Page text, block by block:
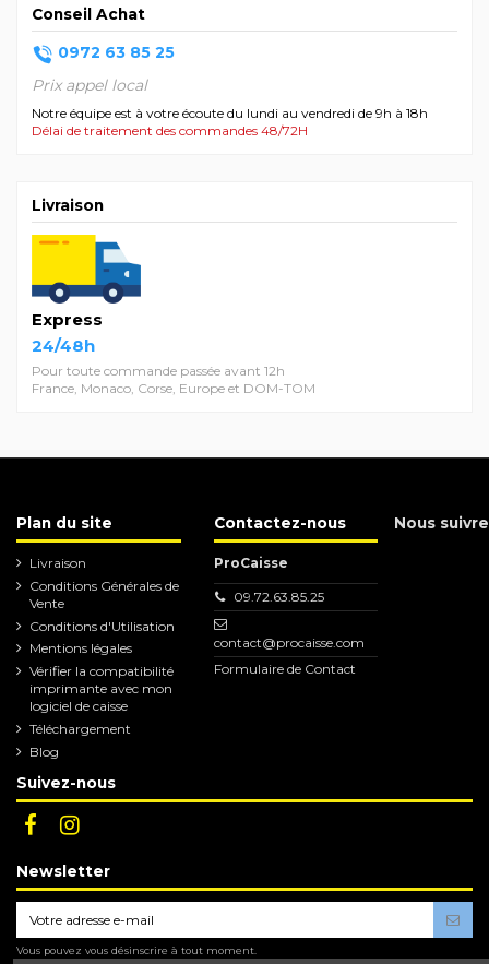
Conseil Achat
0972 63 85 25
Prix appel local
Notre équipe est à votre écoute du lundi au vendredi de 9h à 18h
Délai de traitement des commandes 48/72H
Livraison
Express
24/48h
Pour toute commande passée avant 12h
France, Monaco, Corse, Europe et DOM-TOM
Plan du site
Livraison
Conditions Générales de
Vente
Conditions d'Utilisation
Mentions légales
Vérifier la compatibilité
imprimante avec mon
logiciel de caisse
Téléchargement
Blog
Contactez-nous
ProCaisse
09.72.63.85.25
contact@procaisse.com
Formulaire de Contact
Nous suivre
Suivez-nous
Newsletter
Vous pouvez vous désinscrire à tout moment.